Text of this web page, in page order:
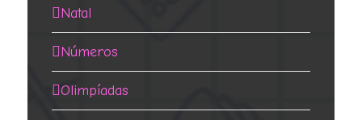
Natal
Números
Olimpíadas